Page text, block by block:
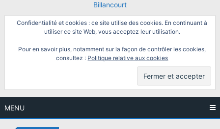
Billancourt
Confidentialité et cookies : ce site utilise des cookies. En continuant à
utiliser ce site Web, vous acceptez leur utilisation.
Pour en savoir plus, notamment sur la façon de contrôler les cookies,
consultez : Politique relative aux cookies
MENU